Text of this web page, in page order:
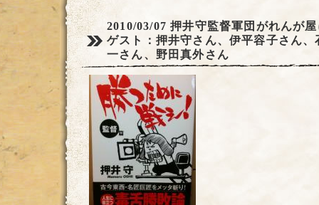
2010/03/07押井守監督軍団がれんが
ゲスト：押井守さん、伊平容子さん
一さん、野田真外さん